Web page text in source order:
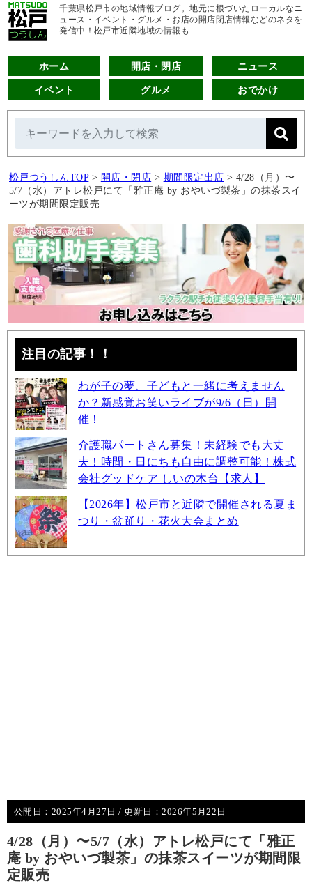
千葉県松戸市の地域情報ブログ。地元に根づいたローカルなニ
ュース・イベント・グルメ・お店の開店閉店情報などのネタを
発信中！松戸市近隣地域の情報も
ホーム 開店・閉店 ニュース
イベント グルメ おでかけ
松戸つうしんTOP > 開店・閉店 > 期間限定出店 > 4/28（月）〜
5/7（水）アトレ松戸にて「雅正庵 by おやいづ製茶」の抹茶スイ
ーツが期間限定販売
注目の記事！！
わが子の夢、子どもと一緒に考えません
か？新感覚お笑いライブが9/6（日）開
催！
介護職パートさん募集！未経験でも大丈
夫！時間・日にちも自由に調整可能！株式
会社グッドケア しいの木台【求人】
【2026年】松戸市と近隣で開催される夏ま
つり・盆踊り・花火大会まとめ
公開日： 2025年4月27日 / 更新日：2026年5月22日
4/28（月）〜5/7（水）アトレ松戸にて「雅正
庵 by おやいづ製茶」の抹茶スイーツが期間限
定販売